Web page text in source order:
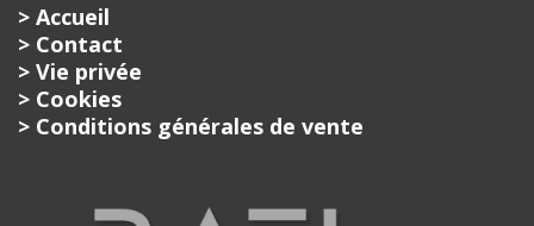
> Accueil
> Contact
> Vie privée
> Cookies
> Conditions générales de vente